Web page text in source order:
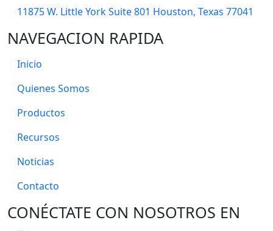
11875 W. Little York Suite 801 Houston, Texas 77041
NAVEGACION RAPIDA
Inicio
Quienes Somos
Productos
Recursos
Noticias
Contacto
CONÉCTATE CON NOSOTROS EN